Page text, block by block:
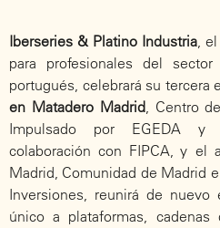
Iberseries & Platino Industria ,
para profesionales del
portugués, celebrará su tercera
en Matadero Madrid, Centro
Impulsado por EGEDA y
colaboración con FIPCA, y el
Madrid, Comunidad de Madrid
Inversiones, reunirá de
único a plataformas, cadenas